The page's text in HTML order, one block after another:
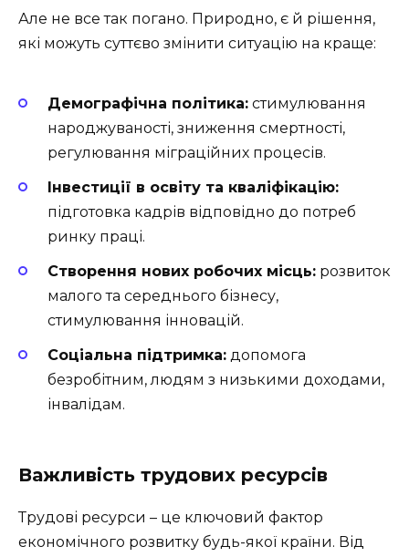
Але не все так погано. Природно, є й рішення,
які можуть суттєво змінити ситуацію на краще:
Демографічна політика: стимулювання
народжуваності, зниження смертності,
регулювання міграційних процесів.
Інвестиції в освіту та кваліфікацію:
підготовка кадрів відповідно до потреб
ринку праці.
Створення нових робочих місць: розвиток
малого та середнього бізнесу,
стимулювання інновацій.
Соціальна підтримка: допомога
безробітним, людям з низькими доходами,
інвалідам.
Важливість трудових ресурсів
Трудові ресурси – це ключовий фактор
економічного розвитку будь-якої країни. Від